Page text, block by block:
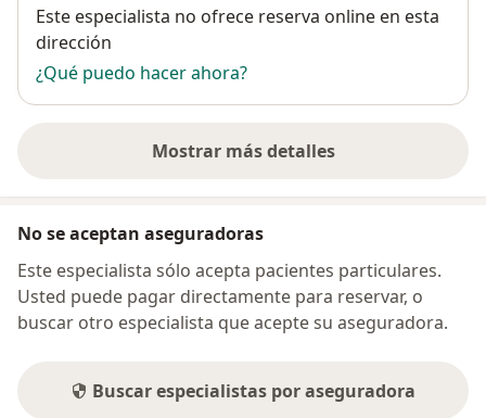
Disponibilidad
Este especialista no ofrece reserva online en esta
dirección
¿Qué puedo hacer ahora?
Mostrar más detalles
sobre la dirección
No se aceptan aseguradoras
Este especialista sólo acepta pacientes particulares.
Usted puede pagar directamente para reservar, o
buscar otro especialista que acepte su aseguradora.
Buscar especialistas por aseguradora